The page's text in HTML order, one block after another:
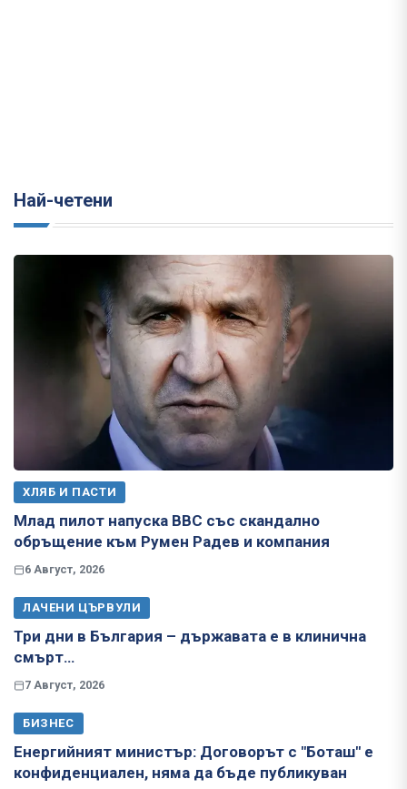
Най-четени
ХЛЯБ И ПАСТИ
Млад пилот напуска ВВС със скандално
обръщение към Румен Радев и компания
6 Август, 2026
ЛАЧЕНИ ЦЪРВУЛИ
Три дни в България – държавата е в клинична
смърт…
7 Август, 2026
БИЗНЕС
Енергийният министър: Договорът с "Боташ" е
конфиденциален, няма да бъде публикуван